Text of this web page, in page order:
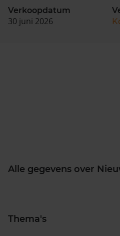
Verkoopdatum
30 juni 2026
Alle gegevens over
Thema's